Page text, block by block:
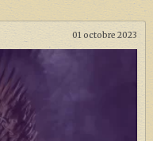
01 octobre 2023